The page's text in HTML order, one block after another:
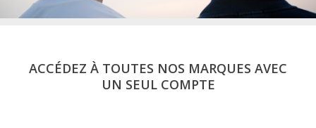
ACCÉDEZ À TOUTES NOS MARQUES AVEC
UN SEUL COMPTE